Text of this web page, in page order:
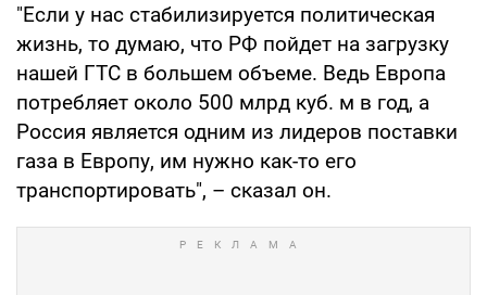
"Если у нас стабилизируется политическая
жизнь, то думаю, что РФ пойдет на загрузку
нашей ГТС в большем объеме. Ведь Европа
потребляет около 500 млрд куб. м в год, а
Россия является одним из лидеров поставки
газа в Европу, им нужно как-то его
транспортировать", – сказал он.